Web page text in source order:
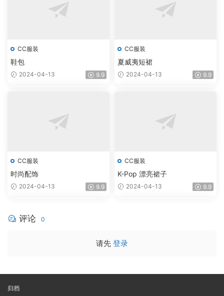
CC服装
鞋包
2024-04-13 9.9
CC服装
夏威夷短裙
2024-04-13 9.9
CC服装
时尚配饰
2024-04-13 9.9
CC服装
K-Pop 漂亮裙子
2024-04-13 9.9
评论 0
请先 登录
归档